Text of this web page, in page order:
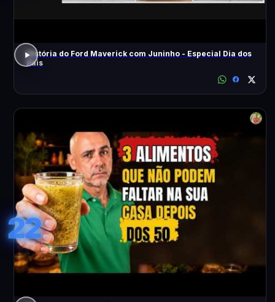
História do Ford Maverick com Juninho - Especial Dia dos
Pais
22